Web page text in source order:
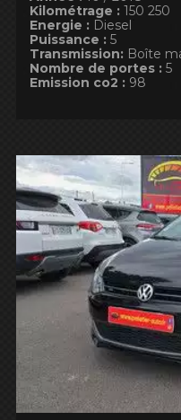
Kilométrage :150 250
Energie :Diesel
Puissance :5
Transmission:Boîte
Nombre de portes :5
Emission co2 :98